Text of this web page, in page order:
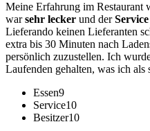
Meine Erfahrung im Restaurant
warsehr lecker und derService
Lieferando keinen Lieferanten
extra bis 30 Minuten nach
persönlich zuzustellen. Ich
Laufenden gehalten, was ich als
Essen9
Service10
Besitzer10